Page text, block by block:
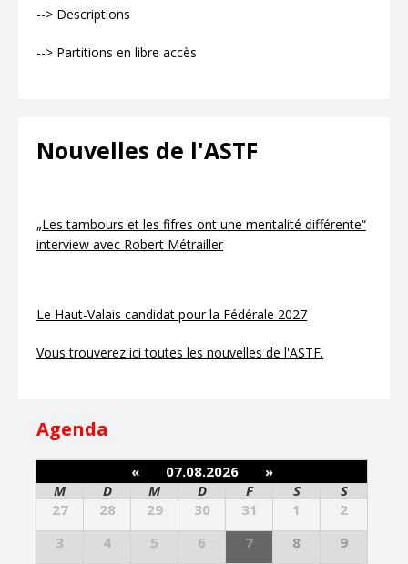
--> Descriptions
--> Partitions en libre accès
Nouvelles de l'ASTF
„Les tambours et les fifres ont une mentalité différente“
interview avec Robert Métrailler
Le Haut-Valais candidat pour la Fédérale 2027
Vous trouverez ici toutes les nouvelles de l'ASTF.
Agenda
« 07.08.2026
»
M
D M D F S
S
27
28 29 30 31 1
2
3
4 5 6 7 8
9